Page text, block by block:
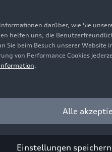
für Mitarbeitende in
darüber, wie Sie
helfen uns, die
Sie beim Besuch unserer
von Performance Cookies
.
Alle
Einstellungen